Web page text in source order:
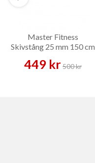
Master Fitness
Skivstång 25 mm 150 cm
449 kr500 kr